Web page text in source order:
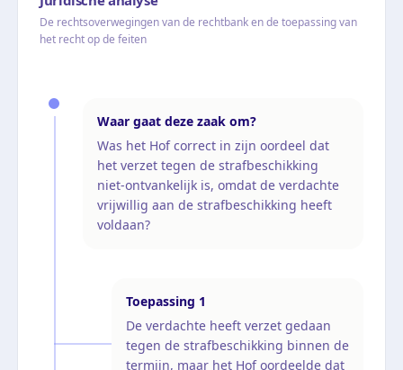
De rechtsoverwegingen van de rechtbank en de toepassing van
het recht op de feiten
Waar gaat deze zaak om?
Was het Hof correct in zijn oordeel dat
het verzet tegen de strafbeschikking
niet-ontvankelijk is, omdat de verdachte
vrijwillig aan de strafbeschikking heeft
voldaan?
Toepassing 1
De verdachte heeft verzet gedaan
tegen de strafbeschikking binnen de
termijn, maar het Hof oordeelde dat